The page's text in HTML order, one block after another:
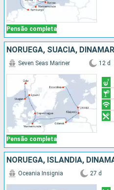
Pensão completa
Pensão completa
Seven Seas Mariner 12 d
Oceania Insignia 27 d